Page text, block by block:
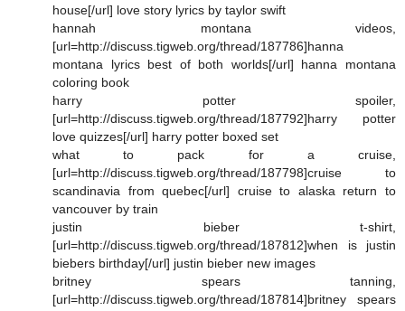
house[/url] love story lyrics by taylor swift
hannah montana videos,
[url=http://discuss.tigweb.org/thread/187786]hanna
montana lyrics best of both worlds[/url] hanna montana
coloring book
harry potter spoiler,
[url=http://discuss.tigweb.org/thread/187792]harry potter
love quizzes[/url] harry potter boxed set
what to pack for a cruise,
[url=http://discuss.tigweb.org/thread/187798]cruise to
scandinavia from quebec[/url] cruise to alaska return to
vancouver by train
justin bieber t-shirt,
[url=http://discuss.tigweb.org/thread/187812]when is justin
biebers birthday[/url] justin bieber new images
britney spears tanning,
[url=http://discuss.tigweb.org/thread/187814]britney spears